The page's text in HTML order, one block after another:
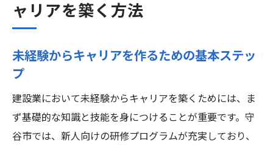
ャリアを築く方法
未経験からキャリアを作るための基本ステッ
プ
建設業において未経験からキャリアを築くためには、ま
ず基礎的な知識と技能を身につけることが重要です。守
谷市では、新人向けの研修プログラムが充実しており、